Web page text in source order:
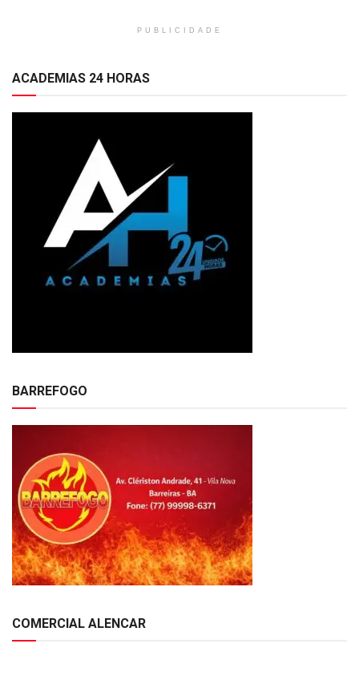
PUBLICIDADE
ACADEMIAS 24 HORAS
BARREFOGO
COMERCIAL ALENCAR